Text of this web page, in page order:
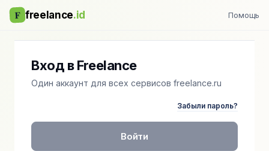
F freelance.id Помощь
Вход в Freelance
Один аккаунт для всех сервисов freelance.ru
Забыли пароль?
Войти